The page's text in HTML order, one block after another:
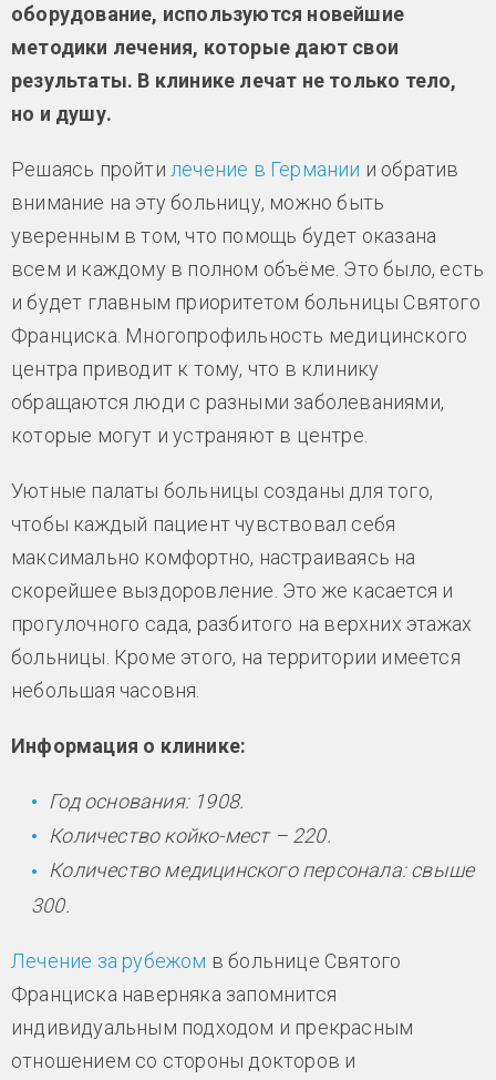
оборудование, используются новейшие
методики лечения, которые дают свои
результаты. В клинике лечат не только тело,
но и душу.
Решаясь пройти лечение в Германии и обратив
внимание на эту больницу, можно быть
уверенным в том, что помощь будет оказана
всем и каждому в полном объёме. Это было, есть
и будет главным приоритетом больницы Святого
Франциска. Многопрофильность медицинского
центра приводит к тому, что в клинику
обращаются люди с разными заболеваниями,
которые могут и устраняют в центре.
Уютные палаты больницы созданы для того,
чтобы каждый пациент чувствовал себя
максимально комфортно, настраиваясь на
скорейшее выздоровление. Это же касается и
прогулочного сада, разбитого на верхних этажах
больницы. Кроме этого, на территории имеется
небольшая часовня.
Информация о клинике:
Год основания: 1908.
Количество койко-мест – 220.
Количество медицинского персонала: свыше
300.
Лечение за рубежом в больнице Святого
Франциска наверняка запомнится
индивидуальным подходом и прекрасным
отношением со стороны докторов и